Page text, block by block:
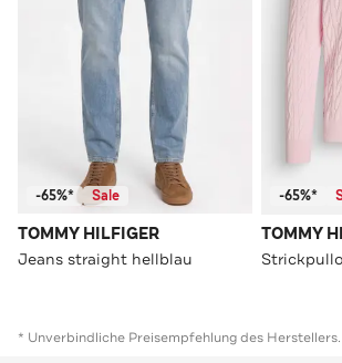
-65%* Sale
TOMMY HILFIGER
Jeans straight hellblau
-65%*
TOMMY
* Unverbindliche Preisempfehlung des